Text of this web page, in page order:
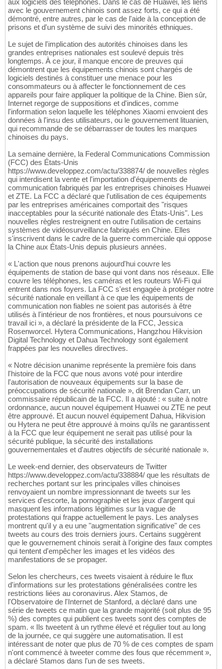
aux logiciels des téléphones. Dans le cas de Huawei, les liens
avec le gouvernement chinois sont assez forts, ce qui a été
démontré, entre autres, par le cas de l'aide à la conception de
prisons et d'un système de suivi des minorités ethniques.
Le sujet de l'implication des autorités chinoises dans les
grandes entreprises nationales est soulevé depuis très
longtemps. À ce jour, il manque encore de preuves qui
démontrent que les équipements chinois sont chargés de
logiciels destinés à constituer une menace pour les
consommateurs ou à affecter le fonctionnement de ces
appareils pour faire appliquer la politique de la Chine. Bien sûr,
Internet regorge de suppositions et d'indices, comme
l'information selon laquelle les téléphones Xiaomi envoient des
données à l'insu des utilisateurs, ou le gouvernement lituanien,
qui recommande de se débarrasser de toutes les marques
chinoises du pays.
La semaine dernière, la Federal Communications Commission
(FCC) des États-Unis
https://www.developpez.com/actu/338874/ de nouvelles règles
qui interdisent la vente et l'importation d'équipements de
communication fabriqués par les entreprises chinoises Huawei
et ZTE. La FCC a déclaré que l'utilisation de ces équipements
par les entreprises américaines comportait des "risques
inacceptables pour la sécurité nationale des États-Unis". Les
nouvelles règles restreignent en outre l'utilisation de certains
systèmes de vidéosurveillance fabriqués en Chine. Elles
s'inscrivent dans le cadre de la guerre commerciale qui oppose
la Chine aux États-Unis depuis plusieurs années.
« L'action que nous prenons aujourd'hui couvre les
équipements de station de base qui vont dans nos réseaux. Elle
couvre les téléphones, les caméras et les routeurs Wi-Fi qui
entrent dans nos foyers. La FCC s'est engagée à protéger notre
sécurité nationale en veillant à ce que les équipements de
communication non fiables ne soient pas autorisés à être
utilisés à l'intérieur de nos frontières, et nous poursuivons ce
travail ici », a déclaré la présidente de la FCC, Jessica
Rosenworcel. Hytera Communications, Hangzhou Hikvision
Digital Technology et Dahua Technology sont également
frappées par les nouvelles directives.
« Notre décision unanime représente la première fois dans
l'histoire de la FCC que nous avons voté pour interdire
l'autorisation de nouveaux équipements sur la base de
préoccupations de sécurité nationale », dit Brendan Carr, un
commissaire républicain de la FCC. Il a ajouté : « suite à notre
ordonnance, aucun nouvel équipement Huawei ou ZTE ne peut
être approuvé. Et aucun nouvel équipement Dahua, Hikvision
ou Hytera ne peut être approuvé à moins qu'ils ne garantissent
à la FCC que leur équipement ne serait pas utilisé pour la
sécurité publique, la sécurité des installations
gouvernementales et d'autres objectifs de sécurité nationale ».
Le week-end dernier, des observateurs de Twitter
https://www.developpez.com/actu/338884/ que les résultats de
recherches portant sur les principales villes chinoises
renvoyaient un nombre impressionnant de tweets sur les
services d'escorte, la pornographie et les jeux d'argent qui
masquent les informations légitimes sur la vague de
protestations qui frappe actuellement le pays. Les analyses
montrent qu'il y a eu une "augmentation significative" de ces
tweets au cours des trois derniers jours. Certains suggèrent
que le gouvernement chinois serait à l'origine des faux comptes
qui tentent d'empêcher les images et les vidéos des
manifestations de se propager.
Selon les chercheurs, ces tweets visaient à réduire le flux
d'informations sur les protestations généralisées contre les
restrictions liées au coronavirus. Alex Stamos, de
l'Observatoire de l'Internet de Stanford, a déclaré dans une
série de tweets ce matin que la grande majorité (soit plus de 95
%) des comptes qui publient ces tweets sont des comptes de
spam. « Ils tweetent à un rythme élevé et régulier tout au long
de la journée, ce qui suggère une automatisation. Il est
intéressant de noter que plus de 70 % de ces comptes de spam
n'ont commencé à tweeter comme des fous que récemment »,
a déclaré Stamos dans l'un de ses tweets.